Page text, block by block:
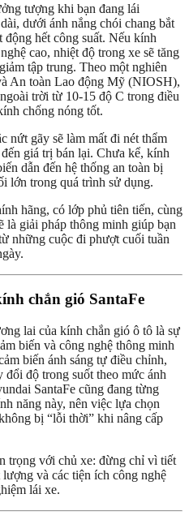
tượng khi bạn đang lái
dưới ánh nắng chói chang bắt
động hết công suất. Nếu kính
cao, nhiệt độ trong xe sẽ tăng
tập trung. Theo một nghiên
An toàn Lao động Mỹ (NIOSH),
trời từ 10-15 độ C trong điều
chống nóng tốt.
nứt gãy sẽ làm mất đi nét thẩm
giá trị bán lại. Chưa kể, kính
dẫn đến hệ thống an toàn bị
lớn trong quá trình sử dụng.
hãng, có lớp phủ tiên tiến, cùng
là giải pháp thông minh giúp bạn
những cuộc đi phượt cuối tuần
chắn gió SantaFe
lai của kính chắn gió ô tô là sự
biến và công nghệ thông minh
biến ánh sáng tự điều chỉnh,
độ trong suốt theo mức ánh
SantaFe cũng đang từng
năng này, nên việc lựa chọn
bị “lỗi thời” khi nâng cấp
trọng với chủ xe: đừng chỉ vì tiết
và các tiện ích công nghệ
lái xe.